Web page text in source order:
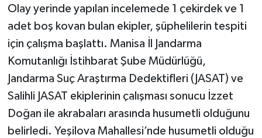
Olay yerinde yapılan incelemede 1 çekirdek ve 1
adet boş kovan bulan ekipler, şüphelilerin tespiti
için çalışma başlattı. Manisa İl Jandarma
Komutanlığı İstihbarat Şube Müdürlüğü,
Jandarma Suç Araştırma Dedektifleri (JASAT) ve
Salihli JASAT ekiplerinin çalışması sonucu İzzet
Doğan ile akrabaları arasında husumetli olduğunu
belirledi. Yeşilova Mahallesi’nde husumetli olduğu